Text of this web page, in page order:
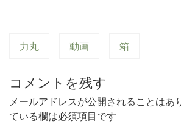
力丸 動画 箱
コメントを残す
メールアドレスが公開されることはあ
ている欄は必須項目です